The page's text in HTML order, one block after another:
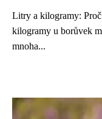
Litry a kilogramy:
kilogramy u borůvek
mnoha...